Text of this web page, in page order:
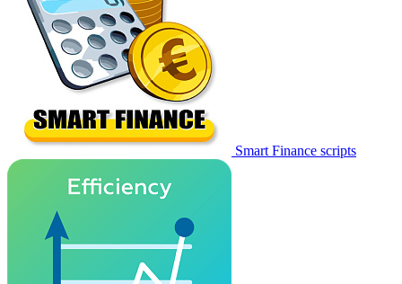
Smart Finance scripts